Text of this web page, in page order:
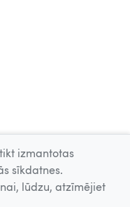
Uz augšu
izmantotas
sīkdatnes.
lūdzu, atzīmējiet